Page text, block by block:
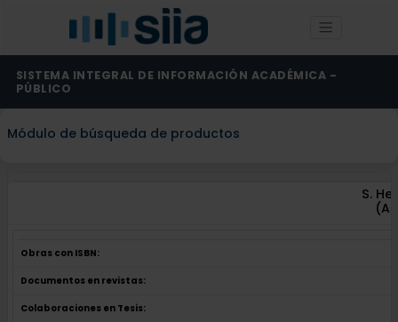
SISTEMA INTEGRAL DE INFORMACIÓN ACADÉMICA -
PÚBLICO
Módulo de búsqueda de productos
S.
Obras con ISBN:
Documentos en revistas:
Colaboraciones en Tesis: